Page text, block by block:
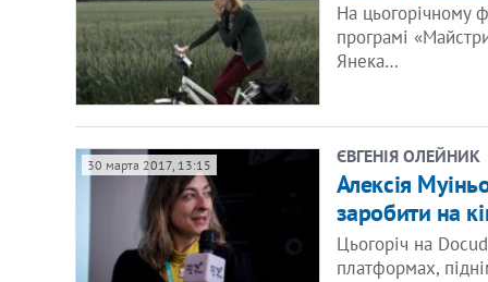
На цьогорічному
програмі
Янека…
30 марта 2017, 13:15 ЄВГЕНІЯ ОЛЕЙНИК
Алексія
заробити на
Цьогоріч на
платформах,